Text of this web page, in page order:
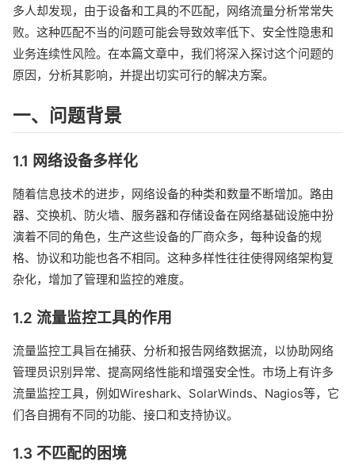
多人却发现，由于设备和工具的不匹配，网络流量分析常常失
败。这种匹配不当的问题可能会导致效率低下、安全性隐患和
业务连续性风险。在本篇文章中，我们将深入探讨这个问题的
原因，分析其影响，并提出切实可行的解决方案。
一、问题背景
1.1 网络设备多样化
随着信息技术的进步，网络设备的种类和数量不断增加。路由
器、交换机、防火墙、服务器和存储设备在网络基础设施中扮
演着不同的角色，生产这些设备的厂商众多，每种设备的规
格、协议和功能也各不相同。这种多样性往往使得网络架构复
杂化，增加了管理和监控的难度。
1.2 流量监控工具的作用
流量监控工具旨在捕获、分析和报告网络数据流，以协助网络
管理员识别异常、提高网络性能和增强安全性。市场上有许多
流量监控工具，例如Wireshark、SolarWinds、Nagios等，它
们各自拥有不同的功能、接口和支持协议。
1.3 不匹配的困境